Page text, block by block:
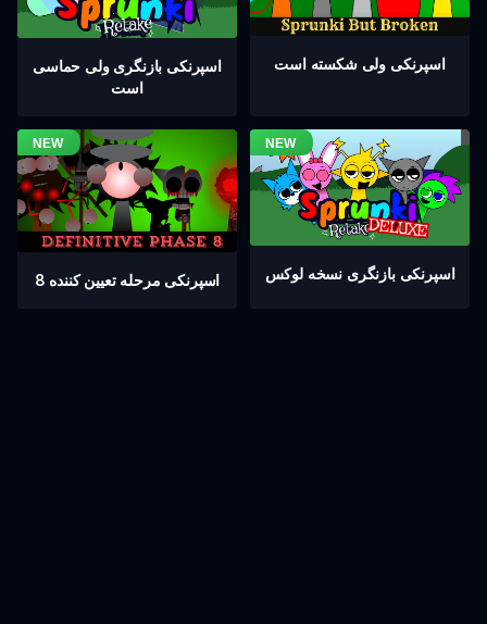
اسپرنکی بازنگری ولی حماسی
است
اسپرنکی ولی شکسته است
اسپرنکی مرحله تعیین کننده 8 اسپرنکی بازنگری نسخه لوکس